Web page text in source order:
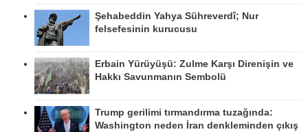
Şehabeddin Yahya Sühreverdî; Nur
felsefesinin kurucusu
Erbain Yürüyüşü: Zulme Karşı Direnişin ve
Hakkı Savunmanın Sembolü
Trump gerilimi tırmandırma tuzağında:
Washington neden İran denkleminden çıkış